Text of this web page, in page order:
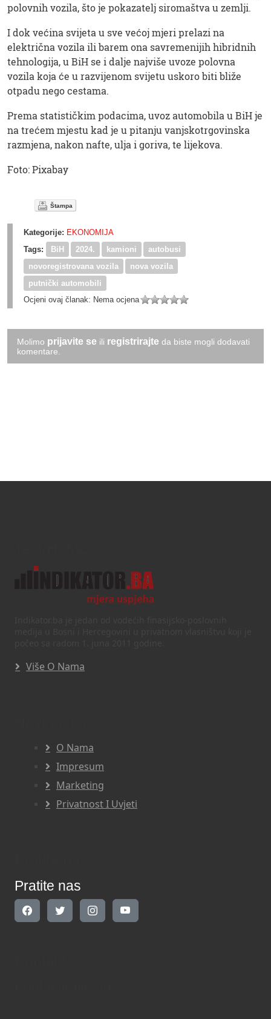
polovnih vozila, što je pokazatelj siromaštva u zemlji.
I dok većina svijeta u sve većoj mjeri prelazi na
električna vozila ili barem ona savremenijih hibridnih
tehnologija, u BiH se i dalje najviše uvoze polovna
vozila koja će u razvijenom svijetu uskoro biti bliže
otpadu nego cestama.
Prema statističkim podacima, uvoz automobila u BiH je
na trećem mjestu kad je u pitanju vanjskotrgovinska
razmjena, nakon nafte, ulja i goriva, te lijekova.
Foto: Pixabay
Štampa
Kategorije: EKONOMIJA
Tags:
BiH 2024. kamioni
autobusi
novoregistrovana vozila
nova vozila
putnički automobili
Ocjeni ovaj članak: Nema ocjena
Molimo prijavite se ili registrirajte da biste mogli dodavati
komentare.
Više O Nama
O Nama
Impresum
Marketing
Privatnost I Uvjeti
Pratite nas